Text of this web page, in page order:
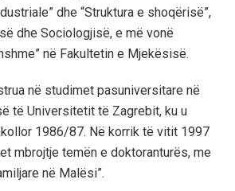
dhe “Struktura e shoqërisë”,
dhe Sociologjisë, e më vonë
në Fakultetin e Mjekësisë.
në studimet pasuniversitare në
të Universitetit të Zagrebit, ku u
1986/87. Në korrik të vitit 1997
mbrojtje temën e doktoranturës, me
në Malësi”.